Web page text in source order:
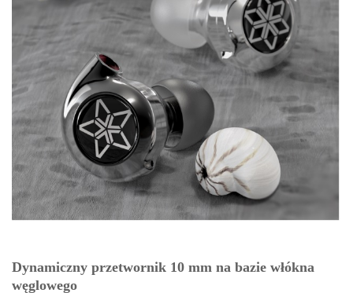
Dynamiczny przetwornik 10 mm na bazie włókna
węglowego